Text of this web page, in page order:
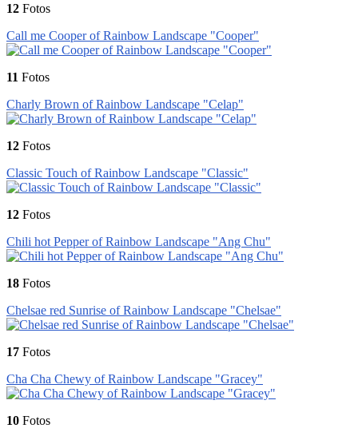
12 Fotos
Call me Cooper of Rainbow Landscape "Cooper"
11 Fotos
Charly Brown of Rainbow Landscape "Celap"
12 Fotos
Classic Touch of Rainbow Landscape "Classic"
12 Fotos
Chili hot Pepper of Rainbow Landscape "Ang Chu"
18 Fotos
Chelsae red Sunrise of Rainbow Landscape "Chelsae"
17 Fotos
Cha Cha Chewy of Rainbow Landscape "Gracey"
10 Fotos